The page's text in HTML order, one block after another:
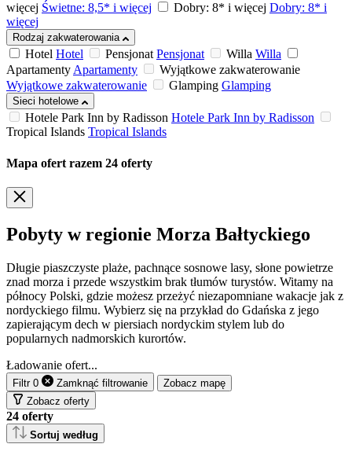
więcej Świetne: 8,5* i więcej Dobry: 8* i więcej Dobry: 8* i
więcej
Rodzaj zakwaterowania
Hotel Hotel Pensjonat Pensjonat Willa Willa
ApartamentyApartamenty
Wyjątkowe zakwaterowanie
Wyjątkowe zakwaterowanie
Glamping Glamping
Sieci hotelowe
Hotele Park Inn by Radisson Hotele Park Inn by Radisson
Tropical Islands Tropical Islands
Mapa ofert razem 24 oferty
Pobyty w regionie Morza Bałtyckiego
Długie piaszczyste plaże, pachnące sosnowe lasy, słone powietrze
znad morza i przede wszystkim brak tłumów turystów. Witamy na
północy Polski, gdzie możesz przeżyć niezapomniane wakacje jak z
nordyckiego filmu. Wybierz się na przykład do Gdańska z jego
zapierającym dech w piersiach nordyckim stylem lub do
popularnych nadmorskich kurortów.
Ładowanie ofert...
Filtr 0 Zamknąć filtrowanie
Zobacz mapę
Zobacz oferty
24 oferty
Sortuj według